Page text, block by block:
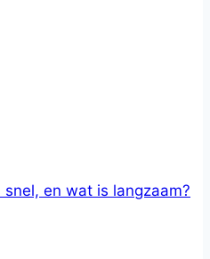
en wat is langzaam?